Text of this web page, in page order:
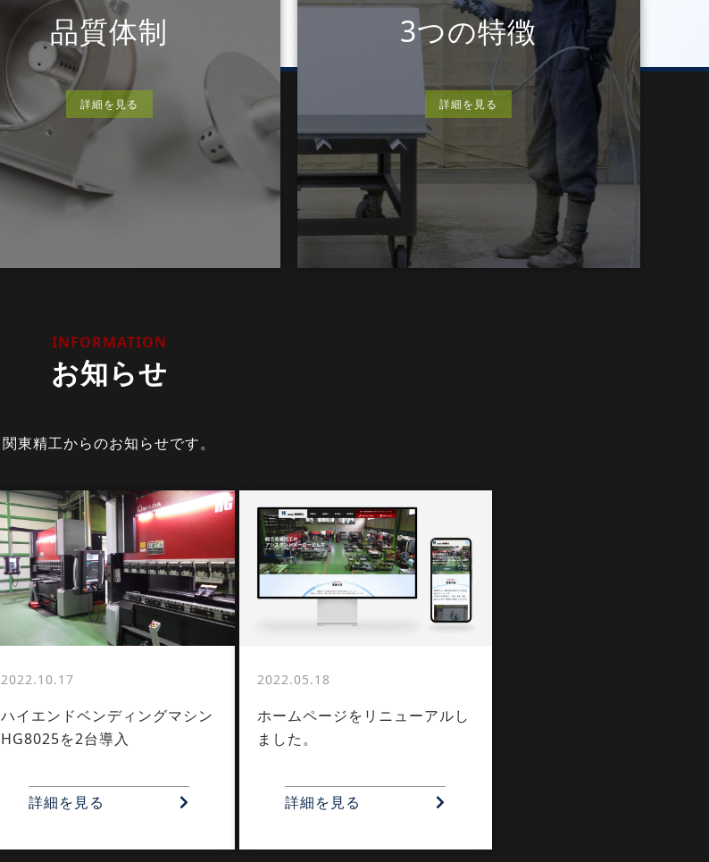
品質体制
詳細を見る
3つの特徴
詳細を見る
INFORMATION
お知らせ
関東精工からのお知らせです。
2022.10.17
ハイエンドベンディングマシン
HG8025を2台導入
詳細を見る
2022.05.18
ホームページをリニューアルし
ました。
詳細を見る